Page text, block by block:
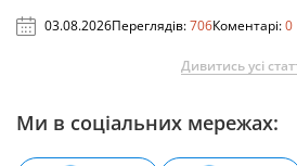
03.08.2026Переглядів:706Коментарі:0
Дивитись усі
Ми в соціальних мережах: